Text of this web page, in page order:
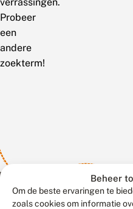
Beheer
Om de beste ervaringen te
zoals cookies om informatie
Probeer
een
andere
zoekterm!